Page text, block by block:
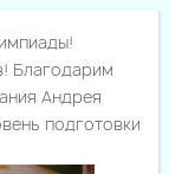
Благодарим
Андрея
подготовки